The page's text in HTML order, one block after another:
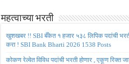
महत्वाच्या भरती
खुशखबर !! SBI बँकेत १ हजार ५३८ लिपिक पदांची
करा ! SBI Bank Bharti 2026 1538 Posts
कोकण रेल्वेत विविध पदांची भरती होणार , एकूण रिक्त